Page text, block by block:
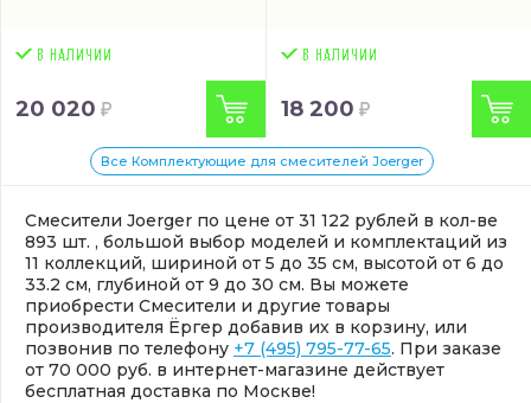
20 020 18 200
Все Комплектующие для смесителей Joerger
Смесители Joerger по цене от 31 122 рублей в кол-ве
893 шт. , большой выбор моделей и комплектаций из
11 коллекций, шириной от 5 до 35 см, высотой от 6 до
33.2 см, глубиной от 9 до 30 см. Вы можете
приобрести Смесители и другие товары
производителя Ёргер добавив их в корзину, или
позвонив по телефону +7 (495) 795-77-65. При заказе
от 70 000 руб. в интернет-магазине действует
бесплатная доставка по Москве!